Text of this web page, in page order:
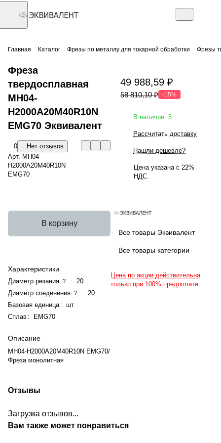
Главная Каталог Фрезы по металлу для токарной обработки Фрезы
Фреза
твердосплавная
MH04-
H2000A20M40R10N
EMG70 Эквивалент
0
Нет отзывов
Арт. MH04-
H2000A20M40R10N
EMG70
В корзину
Характеристики
Диаметр резания ? :
20
Диаметр соединения ? :
20
Базовая единица : шт
Сплав : EMG70
Описание
MH04-H2000A20M40R10N EMG70/
Фреза монолитная
49 988,59 ₽
58 810,10 ₽ -15%
В наличии: 5
Рассчитать доставку
Нашли дешевле?
Цена указана с 22%
НДС.
Все товары Эквивалент
Все товары категории
Цена по акции действительна
только при 100% предоплате.
Отзывы
Загрузка отзывов...
Вам также может понравиться